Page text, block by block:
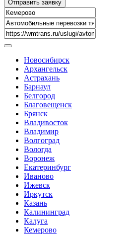
Новосибирск
Архангельск
Астрахань
Барнаул
Белгород
Благовещенск
Брянск
Владивосток
Владимир
Волгоград
Вологда
Воронеж
Екатеринбург
Иваново
Ижевск
Иркутск
Казань
Калининград
Калуга
Кемерово